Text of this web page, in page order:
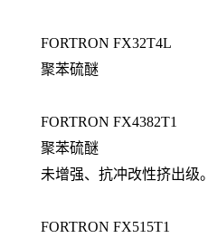
FORTRON FX32T4L
聚苯硫醚
FORTRON FX4382T1
聚苯硫醚
未增强、抗冲改性挤出级。
FORTRON FX515T1